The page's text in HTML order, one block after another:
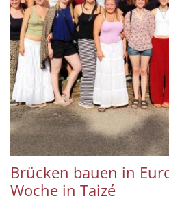
Brücken bauen in
Woche in Taizé